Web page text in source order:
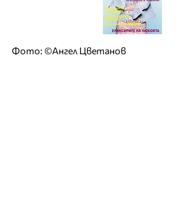
Фото: ©Ангел Цветанов